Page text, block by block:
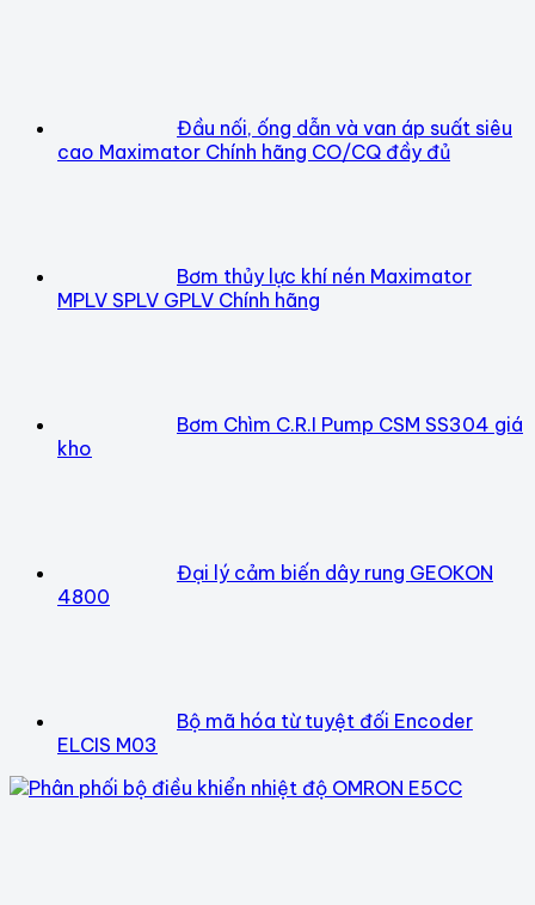
Đầu nối, ống dẫn và van áp suất siêu
cao Maximator Chính hãng CO/CQ đầy đủ
Bơm thủy lực khí nén Maximator
MPLV SPLV GPLV Chính hãng
Bơm Chìm C.R.I Pump CSM SS304 giá
kho
Đại lý cảm biến dây rung GEOKON
4800
Bộ mã hóa từ tuyệt đối Encoder
ELCIS M03